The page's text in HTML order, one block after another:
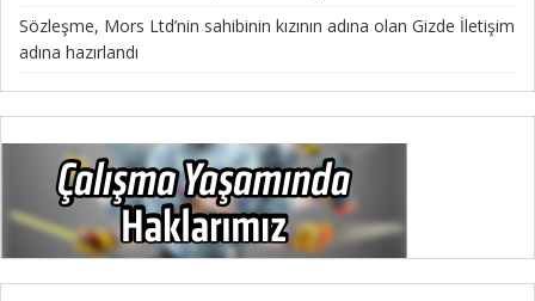
Sözleşme, Mors Ltd’nin sahibinin kızının adına olan Gizde İletişim
adına hazırlandı